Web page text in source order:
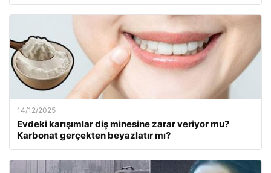
14/12/2025
Evdeki karışımlar diş minesine zarar veriyor mu?
Karbonat gerçekten beyazlatır mı?